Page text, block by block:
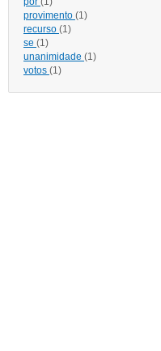
provimento (1)
recurso (1)
se (1)
unanimidade (1)
votos (1)